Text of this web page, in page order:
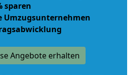
sparen
Umzugsunternehmen
Angebote erhalten